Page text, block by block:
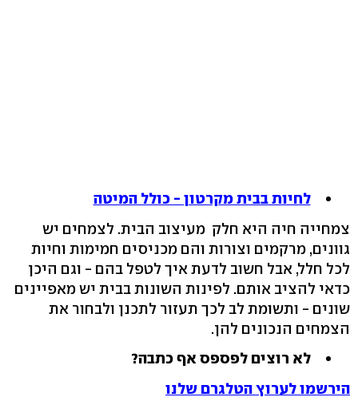
לחיות בבית מקרטון - כולל המיטה
צמחייה חיה היא חלק מעיצוב הבית. לצמחים יש
גוונים, מרקמים וצורות והם מכניסים חמימות וחיות
לכל חלל, אבל חשוב לדעת איך לטפל בהם - וגם היכן
כדאי להציב אותם. לפינות השונות בבית יש מאפיינים
שונים - ותשומת לב לכך תעזור לתכנן ולבחור את
הצמחים הנכונים להן.
לא רוצים לפספס אף כתבה?
הירשמו לערוץ הטלגרם שלנו